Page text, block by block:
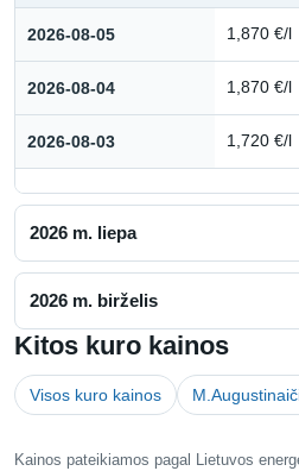
2026-08-05 1,870 €/l
2026-08-04 1,870 €/l
2026-08-03 1,720 €/l
2026 m. liepa
2026 m. birželis
Kitos kuro kainos
Visos kuro kainos
Kainos pateikiamos pagal Lietuvos